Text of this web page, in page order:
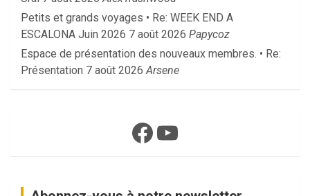
Petits et grands voyages • Re: WEEK END A
ESCALONA Juin 2026 7 août 2026 Papycoz
Espace de présentation des nouveaux membres. • Re:
Présentation 7 août 2026 Arsene
Facebook
YouTube